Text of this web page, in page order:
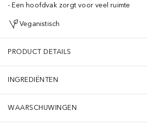
Een hoofdvak zorgt voor veel ruimte
Veganistisch
PRODUCT DETAILS
INGREDIËNTEN
WAARSCHUWINGEN